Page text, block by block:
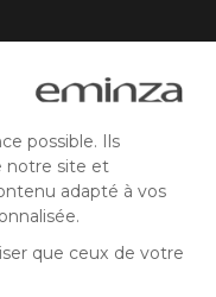
| FRA
la réception ou du
de produits et